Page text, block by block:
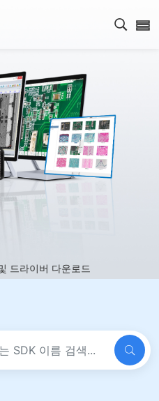
검색
드라이버 다운로드